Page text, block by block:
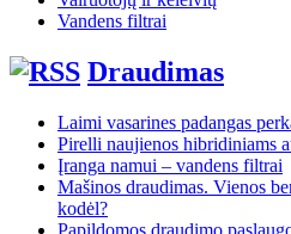
Vandens filtrai
Draudimas
Laimi vasarines padangas
Pirelli naujienos hibridiniams
Įranga namui – vandens filtrai
Mašinos draudimas. Vienos
kodėl?
Papildomos draudimo